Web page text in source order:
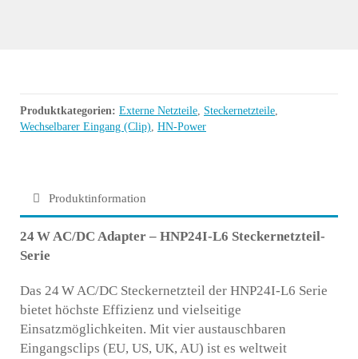
Produktkategorien: Externe Netzteile, Steckernetzteile,
Wechselbarer Eingang (Clip), HN-Power
Produktinformation
24W AC/DC Adapter – HNP24I-L6 Steckernetzteil-
Serie
Das 24 W AC/DC Steckernetzteil der HNP24I-L6 Serie
bietet höchste Effizienz und vielseitige
Einsatzmöglichkeiten. Mit vier austauschbaren
Eingangsclips (EU, US, UK, AU) ist es weltweit